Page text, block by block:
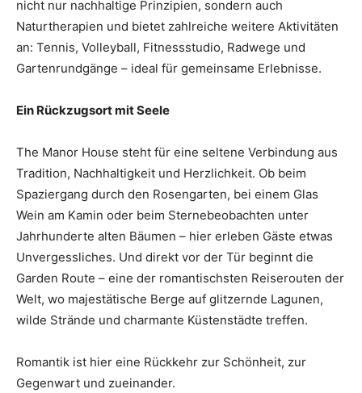
nicht nur nachhaltige Prinzipien, sondern auch
Naturtherapien und bietet zahlreiche weitere Aktivitäten
an: Tennis, Volleyball, Fitnessstudio, Radwege und
Gartenrundgänge – ideal für gemeinsame Erlebnisse.
Ein Rückzugsort mit Seele
The Manor House steht für eine seltene Verbindung aus
Tradition, Nachhaltigkeit und Herzlichkeit. Ob beim
Spaziergang durch den Rosengarten, bei einem Glas
Wein am Kamin oder beim Sternebeobachten unter
Jahrhunderte alten Bäumen – hier erleben Gäste etwas
Unvergessliches. Und direkt vor der Tür beginnt die
Garden Route – eine der romantischsten Reiserouten der
Welt, wo majestätische Berge auf glitzernde Lagunen,
wilde Strände und charmante Küstenstädte treffen.
Romantik ist hier eine Rückkehr zur Schönheit, zur
Gegenwart und zueinander.